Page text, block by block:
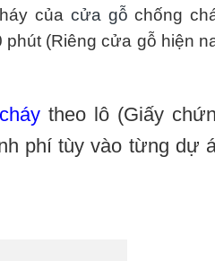
của cửa gỗ chống
(Riêng cửa gỗ hiện
theo lô (Giấy
phí tùy vào từng dự